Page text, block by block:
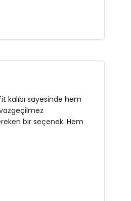
kalıbı sayesinde hem
bir seçenek. Hem